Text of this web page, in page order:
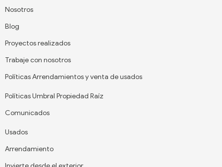
Nosotros
Blog
Proyectos realizados
Trabaje con nosotros
Políticas Arrendamientos y venta de usados
Políticas Umbral Propiedad Raíz
Comunicados
Usados
Arrendamiento